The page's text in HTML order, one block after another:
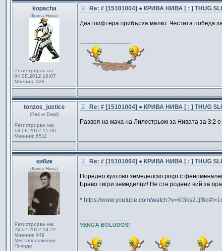
kopacha
(Крива Нива)
Регистриран на:
04.08.2012 18:07
Мнения: 328
Re: # [15101004] ● КРИВА НИВА [ : ] THUG
Даа шифтера прибърза малко. Честита победа
tonzos_justice
(Red or Dead)
Регистриран на:
18.08.2012 15:00
Мнения: 6511
Re: # [15101004] ● КРИВА НИВА [ : ] THUG
Развоя на мача на Лилестрьом за Нивата за 3:2
кибик
(Крива Нива)
Регистриран на:
24.07.2012 14:22
Мнения: 449
Местоположение:
Пиянде
Re: # [15101004] ● КРИВА НИВА [ : ] THUG
Поредно култово земеделско pogo с
Браво тигри земеделци! Не сте родени вий за
* https://www.youtube.com/
VENGA BOLUDOS!